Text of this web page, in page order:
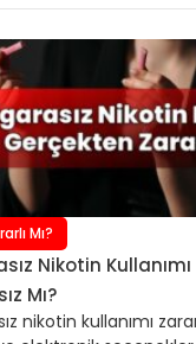
yapılan düzenli
azaltır, çünkü
düşer. Ancak bazı
kokuyu kısa
gargaralar gibi
artırarak durumu
[…]
Mı?
Nikotin
Mı?
nikotin kullanımı